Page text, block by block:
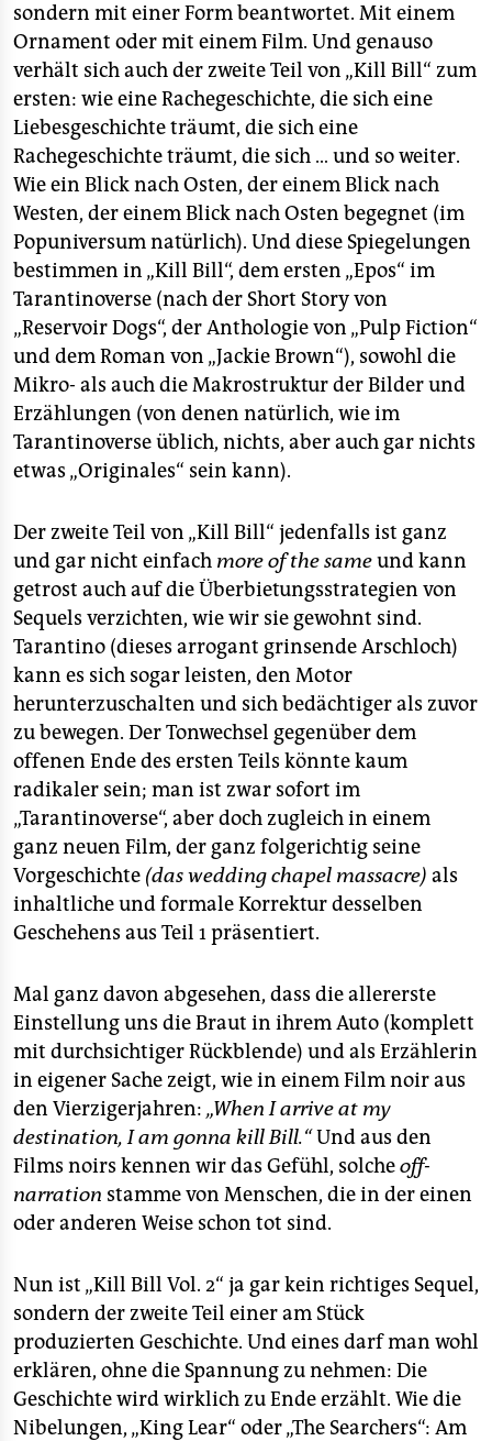
sondern mit einer Form beantwortet. Mit einem
Ornament oder mit einem Film. Und genauso
verhält sich auch der zweite Teil von „Kill Bill“ zum
ersten: wie eine Rachegeschichte, die sich eine
Liebesgeschichte träumt, die sich eine
Rachegeschichte träumt, die sich … und so weiter.
Wie ein Blick nach Osten, der einem Blick nach
Westen, der einem Blick nach Osten begegnet (im
Popuniversum natürlich). Und diese Spiegelungen
bestimmen in „Kill Bill“, dem ersten „Epos“ im
Tarantinoverse (nach der Short Story von
„Reservoir Dogs“, der Anthologie von „Pulp Fiction“
und dem Roman von „Jackie Brown“), sowohl die
Mikro- als auch die Makrostruktur der Bilder und
Erzählungen (von denen natürlich, wie im
Tarantinoverse üblich, nichts, aber auch gar nichts
etwas „Originales“ sein kann).
Der zweite Teil von „Kill Bill“ jedenfalls ist ganz
und gar nicht einfach more of the sameund kann
getrost auch auf die Überbietungsstrategien von
Sequels verzichten, wie wir sie gewohnt sind.
Tarantino (dieses arrogant grinsende Arschloch)
kann es sich sogar leisten, den Motor
herunterzuschalten und sich bedächtiger als zuvor
zu bewegen. Der Tonwechsel gegenüber dem
offenen Ende des ersten Teils könnte kaum
radikaler sein; man ist zwar sofort im
„Tarantinoverse“, aber doch zugleich in einem
ganz neuen Film, der ganz folgerichtig seine
Vorgeschichte (das wedding chapel massacre) als
inhaltliche und formale Korrektur desselben
Geschehens aus Teil 1 präsentiert.
Mal ganz davon abgesehen, dass die allererste
Einstellung uns die Braut in ihrem Auto (komplett
mit durchsichtiger Rückblende) und als Erzählerin
in eigener Sache zeigt, wie in einem Film noir aus
den Vierzigerjahren: „When I arrive at my
destination, I am gonna kill Bill.“Und aus den
Films noirs kennen wir das Gefühl, solcheoff-
narration stamme von Menschen, die in der einen
oder anderen Weise schon tot sind.
Nun ist „Kill Bill Vol. 2“ ja gar kein richtiges Sequel,
sondern der zweite Teil einer am Stück
produzierten Geschichte. Und eines darf man wohl
erklären, ohne die Spannung zu nehmen: Die
Geschichte wird wirklich zu Ende erzählt. Wie die
Nibelungen, „King Lear“ oder „The Searchers“: Am